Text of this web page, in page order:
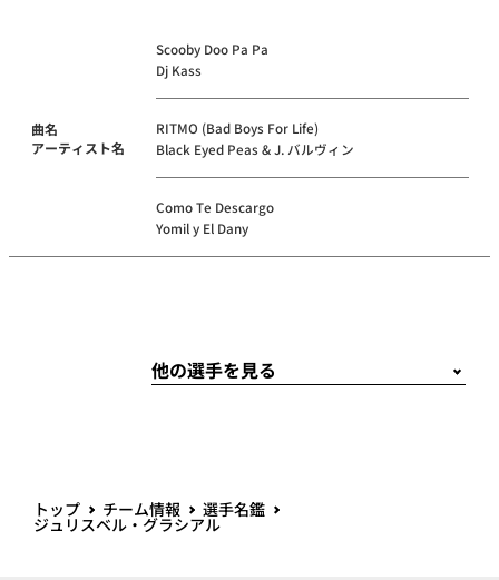
曲名
アーティスト名
Scooby Doo Pa Pa
Dj Kass
RITMO (Bad Boys For Life)
Black Eyed Peas & J. バルヴィン
Como Te Descargo
Yomil y El Dany
トップ チーム情報 選手名鑑
ジュリスベル・グラシアル